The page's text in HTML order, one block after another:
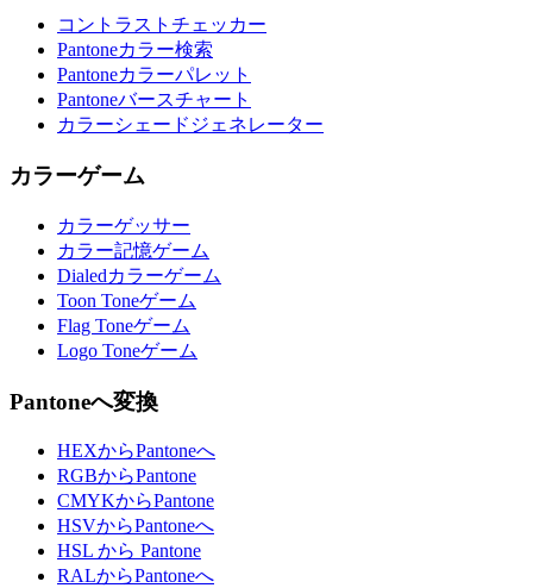
コントラストチェッカー
Pantoneカラー検索
Pantoneカラーパレット
Pantoneバースチャート
カラーシェードジェネレーター
カラーゲーム
カラーゲッサー
カラー記憶ゲーム
Dialedカラーゲーム
Toon Toneゲーム
Flag Toneゲーム
Logo Toneゲーム
Pantoneへ変換
HEXからPantoneへ
RGBからPantone
CMYKからPantone
HSVからPantoneへ
HSL から Pantone
RALからPantoneへ